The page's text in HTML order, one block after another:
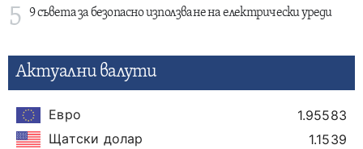
5 9 съвета за безопасно използване на електрически уреди
Актуални валути
Евро
1.95583
Щатски долар
1.1539